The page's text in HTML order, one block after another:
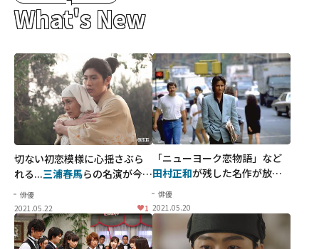
What's New
切ない初恋模様に心揺さぶら
れる...三浦春馬らの名演が今も
愛され続けている理由
俳優
2021.05.22
1
「ニューヨーク恋物語」など
田村正和が残した名作が放送
決定
俳優
2021.05.20